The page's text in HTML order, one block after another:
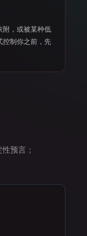
附，或被某种低
控制你之前，先
预言；